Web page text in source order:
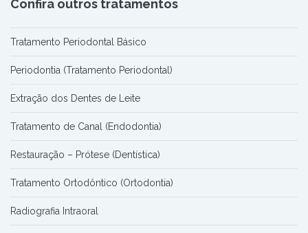
Confira outros tratamentos
Tratamento Periodontal Básico
Periodontia (Tratamento Periodontal)
Extração dos Dentes de Leite
Tratamento de Canal (Endodontia)
Restauração – Prótese (Dentística)
Tratamento Ortodôntico (Ortodontia)
Radiografia Intraoral